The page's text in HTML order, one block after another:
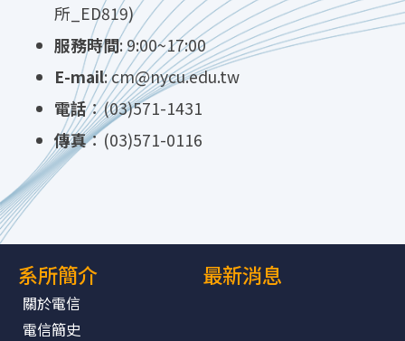
所_ED819)
服務時間: 9:00~17:00
E-mail: cm@nycu.edu.tw
電話：(03)571-1431
傳真：(03)571-0116
系所簡介
關於電信
電信簡史
最新消息